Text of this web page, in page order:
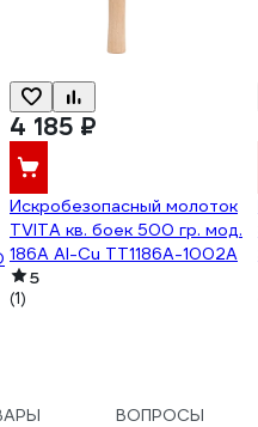
4 185 ₽
Искробезопасный молоток
TVITA кв. боек 500 гр. мод.
186A Al-Cu TT1186A-1002A
5
(1)
ВОПРОСЫ